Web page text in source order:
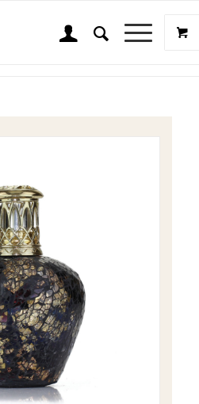
Wellness & Beauty
Ashleigh & Burwood